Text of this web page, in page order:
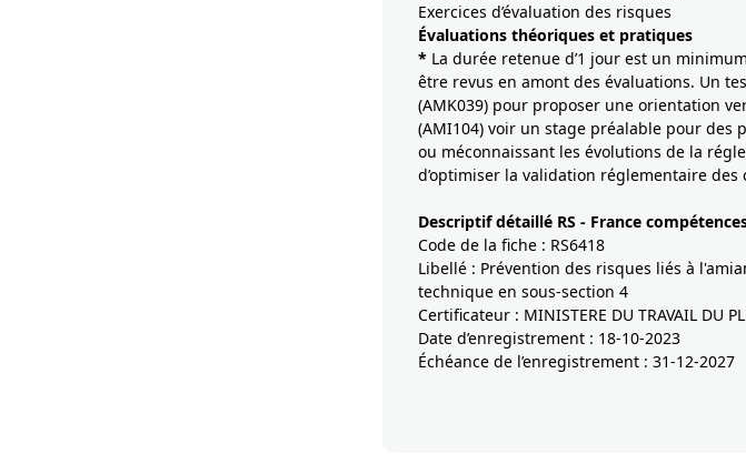
Exercices d’évaluation des risques
Évaluations théoriques et pratiques
* La durée retenue d’1 jour est un
être revus en amont des évaluations. Un
(AMK039) pour proposer une orientation
(AMI104) voir un stage préalable pour
ou méconnaissant les évolutions de la
d’optimiser la validation réglementaire des
Descriptif détaillé RS - France
Code de la fiche : RS6418
Libellé : Prévention des risques liés à
technique en sous-section 4
Certificateur : MINISTERE DU TRAVAIL DU
Date d’enregistrement : 18-10-2023
Échéance de l’enregistrement : 31-12-2027